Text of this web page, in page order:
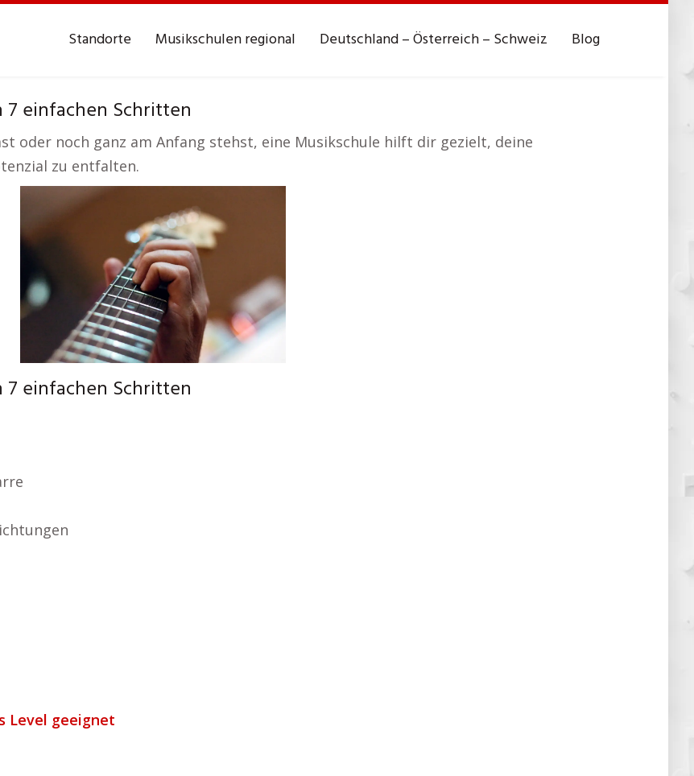
Standorte Musikschulen regional Deutschland – Österreich – Schweiz Blog
7 einfachen Schritten
oder noch ganz am Anfang stehst, eine Musikschule hilft dir gezielt, deine
zu entfalten.
7 einfachen Schritten
Level geeignet